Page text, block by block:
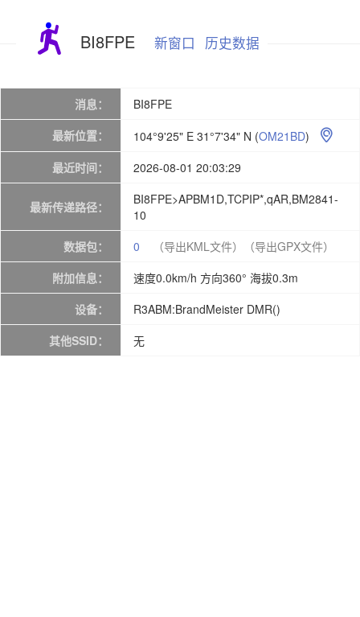
BI8FPE 新窗口 历史数据
消息：
BI8FPE
最新位置：
104°9'25" E 31°7'34" N (OM21BD) 
最近时间： 2026-08-01 20:03:29
最新传递路径：
BI8FPE>APBM1D,TCPIP*,qAR,BM2841-
10
数据包：
0 （导出KML文件）
（导出GPX文件）
附加信息：
速度0.0km/h 方向360° 海拔0.3m
设备：
R3ABM:BrandMeister DMR()
其他SSID：
无